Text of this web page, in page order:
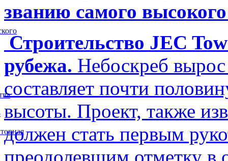
званию самого
Строительство JEC
рубежа. Небоскреб
составляет почти
высоты. Проект, также
должен стать первым